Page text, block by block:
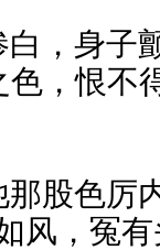
，身子
色，恨不
股色厉
风，冤